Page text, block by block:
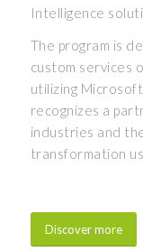
Intelligence
The program is
custom services
utilizing
recognizes a
industries and
transformation
Discover more